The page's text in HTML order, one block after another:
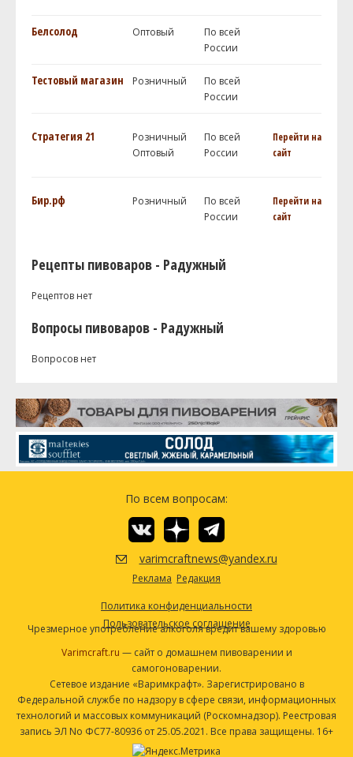
Белсолод Оптовый
По всей
России
Тестовый магазин Розничный
По всей
России
Стратегия 21
Розничный
Оптовый
По всей
России
Перейти на
сайт
Бир.рф Розничный
По всей
России
Перейти на
сайт
Рецепты пивоваров - Радужный
Рецептов нет
Вопросы пивоваров - Радужный
Вопросов нет
По всем вопросам:
varimcraftnews@yandex.ru
Реклама Редакция
Политика конфиденциальности
Пользовательское соглашение
Чрезмерное употребление алкоголя вредит вашему здоровью
Varimcraft.ru — сайт о домашнем пивоварении и
самогоноварении.
Сетевое издание «Варимкрафт». Зарегистрировано в
Федеральной службе по надзору в сфере связи, информационных
технологий и массовых коммуникаций (Роскомнадзор). Реестровая
запись ЭЛ No ФС77-80936 от 25.05.2021. Все права защищены. 16+